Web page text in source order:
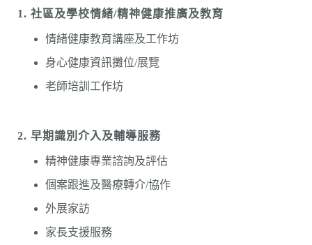
1. 社區及學校情緒/精神健康推廣及教育
情緒健康教育講座及工作坊
身心健康資訊攤位/展覽
老師培訓工作坊
2. 早期識別介入及輔導服務
精神健康專業諮詢及評估
個案跟進及醫療轉介/協作
外展家訪
家長支援服務